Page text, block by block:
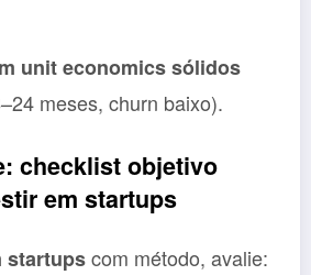
unit economics sólidos
meses, churn baixo).
checklist objetivo
em startups
startupscom método, avalie: